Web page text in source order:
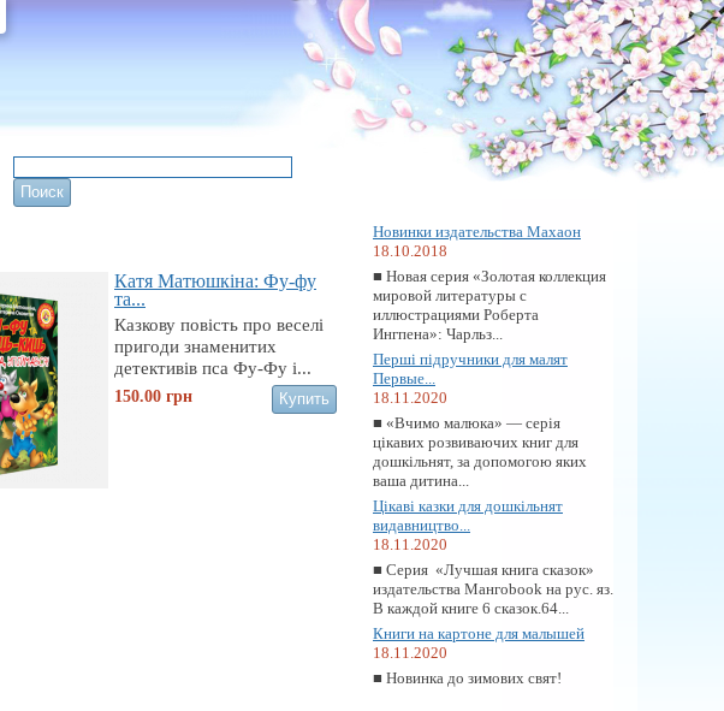
Новинки издательства Махаон
18.10.2018
■ Новая серия «Золотая коллекция
мировой литературы с
иллюстрациями Роберта
Ингпена»: Чарльз...
Перші підручники для малят
Первые...
18.11.2020
■ «Вчимо малюка» — серія
цікавих розвиваючих книг для
дошкільнят, за допомогою яких
ваша дитина...
Цікаві казки для дошкільнят
видавництво...
18.11.2020
■ Серия «Лучшая книга сказок»
издательства Мангоbook на рус. яз.
В каждой книге 6 сказок.64...
Книги на картоне для малышей
18.11.2020
■ Новинка до зимових свят!
Катя Матюшкіна: Фу-фу
та...
Казкову повість про веселі
пригоди знаменитих
детективів пса Фу-Фу і...
150.00 грн